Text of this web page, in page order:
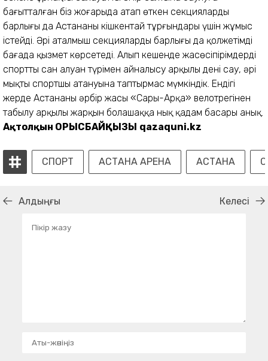
бағытталған біз жоғарыда атап өткен секциялардың
барлығы да Астананың кішкентай тұрғындары үшін жұмыс
істейді. Әрі аталмыш секциялардың барлығы да қолжетімді
бағада қызмет көрсетеді. Алып кешенде жасөсіпірімдердің
спорттың сан алуан түрімен айналысу арқылы дені сау, әрі
мықты спортшы атануына таптырмас мүмкіндік. Ендігі
жерде Астананың әрбір жасы «Сары-Арқа» велотрегінен
табылу арқылы жарқын болашаққа нық қадам басары анық.
Ақтолқын ОРЫСБАЙҚЫЗЫ qazaquni.kz
СПОРТ АСТАНА АРЕНА АСТАНА
Алдыңғы Келесі